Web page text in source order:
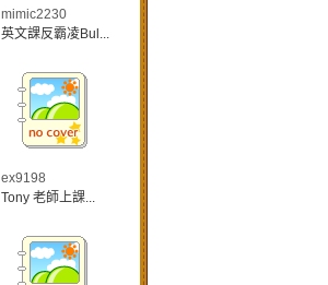
mimic2230
英文課反霸凌Bul...
ex9198
Tony 老師上課...